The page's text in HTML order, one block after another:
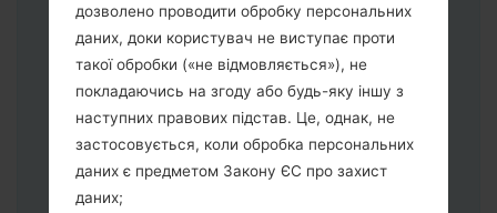
Якщо ви хочете прошити телефон та
скинути до заводських налаштувань
оберіть CSC_***, у іншому випадку
виберіть HOME_CSC_*** для
збереження Ваших даних.
Тепер вимкніть пристрій і увійдіть у
"Download" режим. Усі методи як це
зробити:
дозволено проводити обробку персональних
даних, доки користувач не виступає проти
такої обробки («не відмовляється»), не
покладаючись на згоду або будь-яку іншу з
наступних правових підстав. Це, однак, не
застосовується, коли обробка персональних
даних є предметом Закону ЄС про захист
даних;